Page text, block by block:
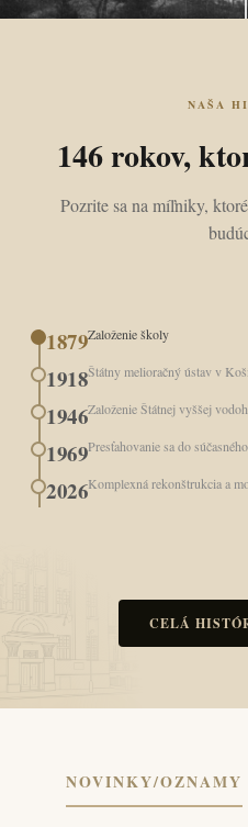
NAŠA
146 rokov,
Pozrite sa na míľniky,
1879Založenie školy
1918Štátny melioračný ústav v
1946Založenie Štátnej vyššej
1969Presťahovanie sa do
2026Komplexná rekonštrukcia a
CELÁ
NOVINKY/OZNAMY